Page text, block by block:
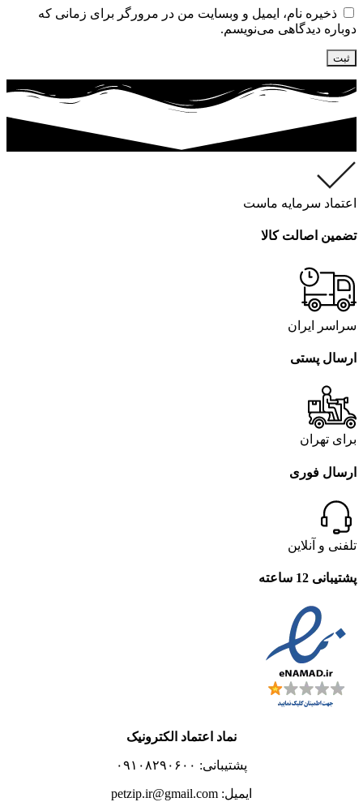
ذخیره نام، ایمیل و وبسایت من در مرورگر برای زمانی که
دوباره دیدگاهی می‌نویسم.
اعتماد سرمایه ماست
تضمین اصالت کالا
سراسر ایران
ارسال پستی
برای تهران
ارسال فوری
تلفنی و آنلاین
پشتیبانی 12 ساعته
نماد اعتماد الکترونیک
پشتیبانی: ۰۹۱۰۸۲۹۰۶۰۰
ایمیل: petzip.ir@gmail.com